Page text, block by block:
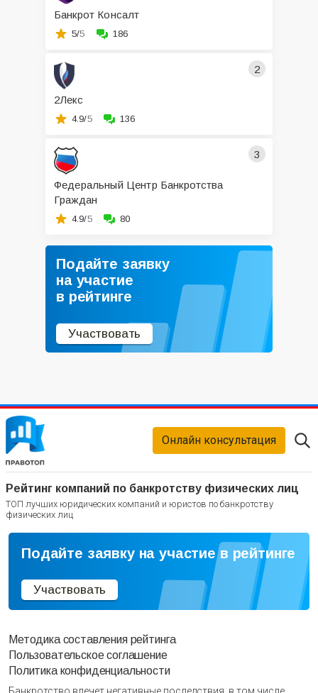
Банкрот Консалт
5/5 186
2
2Лекс
4.9/5 136
3
Федеральный Центр Банкротства
Граждан
4.9/5 80
Подайте заявку
на участие
в рейтинге
Участвовать
Рейтинг компаний по банкротству физических лиц
ТОП лучших юридических компаний и юристов по банкротству
физических лиц
Онлайн консультация
Подайте заявку на участие в рейтинге
Участвовать
Методика составления рейтинга
Пользовательское соглашение
Политика конфиденциальности
Банкротство влечет негативные последствия, в том числе